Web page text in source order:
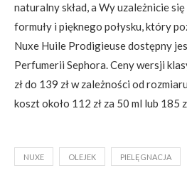
naturalny skład, a Wy uzależnicie
formuły i pięknego połysku, który
Nuxe Huile Prodigieuse dostępny
Perfumerii Sephora. Ceny wersji
zł do 139 zł w zależności od
koszt około 112 zł za 50 ml lub 185
NUXE OLEJEK PIELĘGNACJA